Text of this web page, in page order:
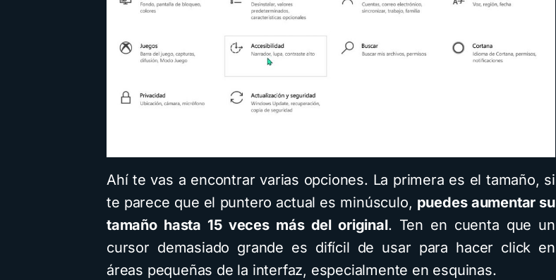
Ahí te vas a encontrar varias opciones. La primera es el tamaño, si
te parece que el puntero actual es minúsculo, puedes aumentar su
tamaño hasta 15 veces más del original. Ten en cuenta que un
cursor demasiado grande es difícil de usar para hacer click en
áreas pequeñas de la interfaz, especialmente en esquinas.